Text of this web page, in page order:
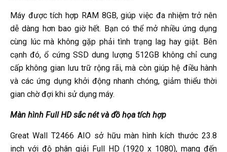
Máy được tích hợp RAM 8GB, giúp việc đa nhiệm trở nên
dễ dàng hơn bao giờ hết. Bạn có thể mở nhiều ứng dụng
cùng lúc mà không gặp phải tình trạng lag hay giật. Bên
cạnh đó, ổ cứng SSD dung lượng 512GB không chỉ cung
cấp không gian lưu trữ rộng rãi, mà còn giúp hệ điều hành
và các ứng dụng khởi động nhanh chóng, giảm thiểu thời
gian chờ đợi khi sử dụng máy.
Màn hình Full HD sắc nét và đồ họa tích hợp
Great Wall T2466 AIO sở hữu màn hình kích thước 23.8
inch với độ phân giải Full HD (1920 x 1080), mang đến